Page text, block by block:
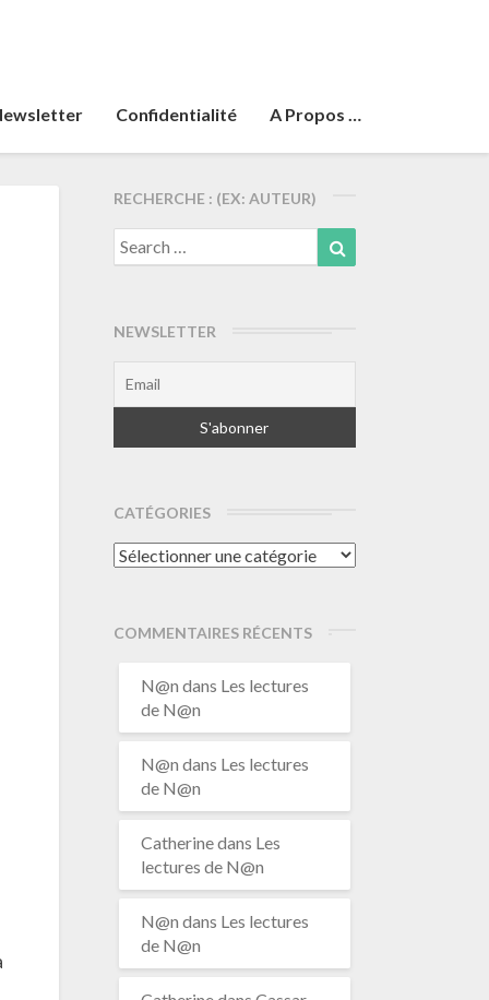
Confidentialité A Propos …
RECHERCHE : (EX: AUTEUR)
Search
for:
NEWSLETTER
CATÉGORIES
Catégories
COMMENTAIRES RÉCENTS
N@n dans Les lectures
de N@n
N@n dans Les lectures
de N@n
Catherinedans Les
lectures de N@n
N@n dans Les lectures
de N@n